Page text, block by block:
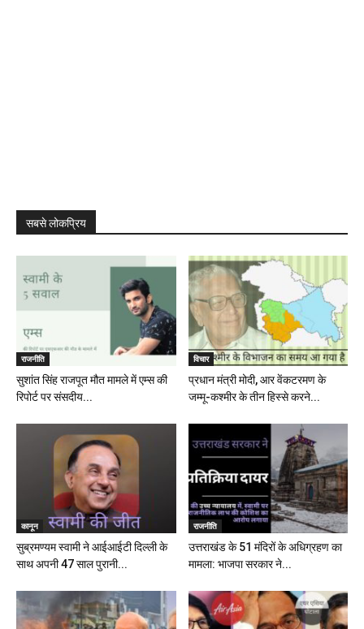
सबसे लोकप्रिय
राजनीति
सुशांत सिंह राजपूत मौत मामले में एम्स की
रिपोर्ट पर संसदीय...
विचार
प्रधान मंत्री मोदी, आर वेंकटरमण के
जम्मू-कश्मीर के तीन हिस्से करने...
कानून
सुब्रमण्यम स्वामी ने आईआईटी दिल्ली के
साथ अपनी 47 साल पुरानी...
राजनीति
उत्तराखंड के 51 मंदिरों के अधिग्रहण का
मामला: भाजपा सरकार ने...